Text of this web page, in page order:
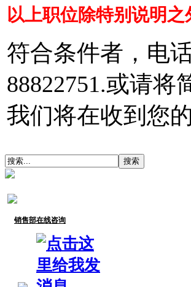
以上职位除特别说明
符合条件者，电
88822751.或请
我们将在收到您
销售部在线咨询